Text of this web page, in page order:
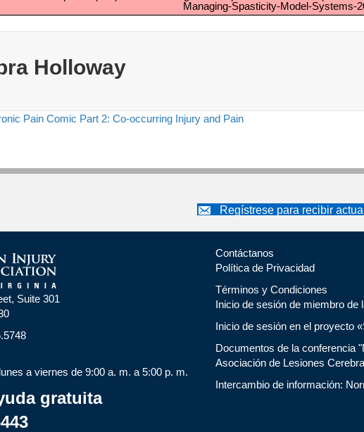
Managing-Spasticity-Model-Systems-
Holloway
Pain Comic Part 2: Co-occurring Injury and Pain
Regístrese para recibir
Suite 301
a viernes de 9:00 a. m. a 5:00 p. m.
gratuita
Contáctanos
Política de Privacidad
Términos y Condiciones
Inicio de sesión de miembro de
Inicio de sesión en el proyecto
Documentos de la conferencia
Asociación de Lesiones
Intercambio de información: